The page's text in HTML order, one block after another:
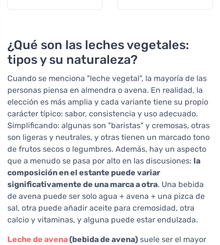
¿Qué son las leches vegetales:
tipos y su naturaleza?
Cuando se menciona "leche vegetal", la mayoría de las
personas piensa en almendra o avena. En realidad, la
elección es más amplia y cada variante tiene su propio
carácter típico: sabor, consistencia y uso adecuado.
Simplificando: algunas son "baristas" y cremosas, otras
son ligeras y neutrales, y otras tienen un marcado tono
de frutos secos o legumbres. Además, hay un aspecto
que a menudo se pasa por alto en las discusiones: la
composición en el estante puede variar
significativamente de una marca a otra. Una bebida
de avena puede ser solo agua + avena + una pizca de
sal, otra puede añadir aceite para cremosidad, otra
calcio y vitaminas, y alguna puede estar endulzada.
Leche de avena(bebida de avena) suele ser el mayor